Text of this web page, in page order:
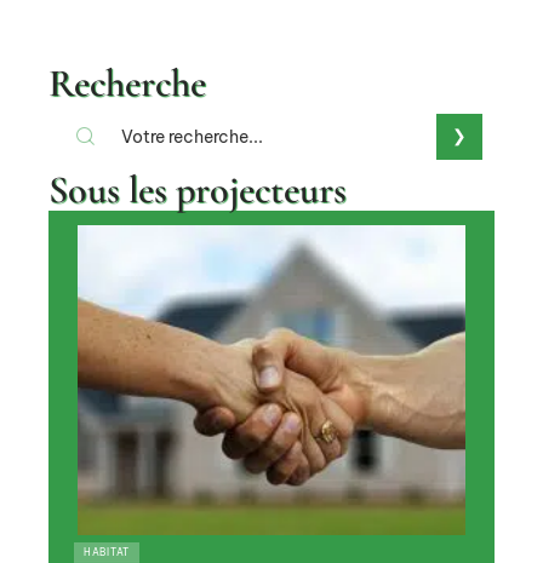
Recherche
Sous les projecteurs
HABITAT